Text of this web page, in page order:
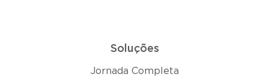
Soluções
Jornada Completa